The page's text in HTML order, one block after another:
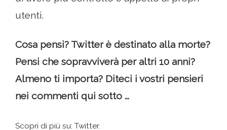
utenti.
Cosa pensi? Twitter è destinato alla morte?
Pensi che sopravviverà per altri 10 anni?
Almeno ti importa? Diteci i vostri pensieri
nei commenti qui sotto ...
Scopri di più su: Twitter.